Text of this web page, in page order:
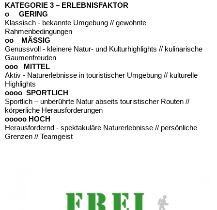
KATEGORIE 3 – ERLEBNISFAKTOR
o GERING
Klassisch - bekannte Umgebung // gewohnte
Rahmenbedingungen
oo MÄSSIG
Genussvoll - kleinere Natur- und Kulturhighlights // kulinarische
Gaumenfreuden
ooo MITTEL
Aktiv - Naturerlebnisse in touristischer Umgebung // kulturelle
Highlights
oooo SPORTLICH
Sportlich – unberührte Natur abseits touristischer Routen //
körperliche Herausforderungen
ooooo HOCH
Herausfordernd - spektakuläre Naturerlebnisse // persönliche
Grenzen // Teamgeist